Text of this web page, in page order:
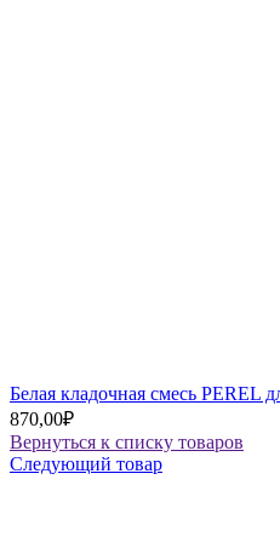
Белая кладочная смесь PEREL
870,00₽
Вернуться к списку товаров
Следующий товар